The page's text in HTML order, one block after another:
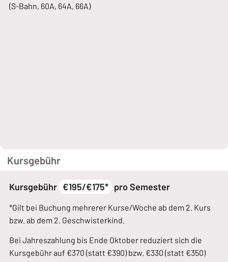
(S-Bahn, 60A, 64A, 66A)
Kursgebühr
Kursgebühr €195/€175* pro Semester
*Gilt bei Buchung mehrerer Kurse/Woche ab dem 2. Kurs
bzw. ab dem 2. Geschwisterkind.
Bei Jahreszahlung bis Ende Oktober reduziert sich die
Kursgebühr auf €370 (statt €390) bzw. €330 (statt €350)